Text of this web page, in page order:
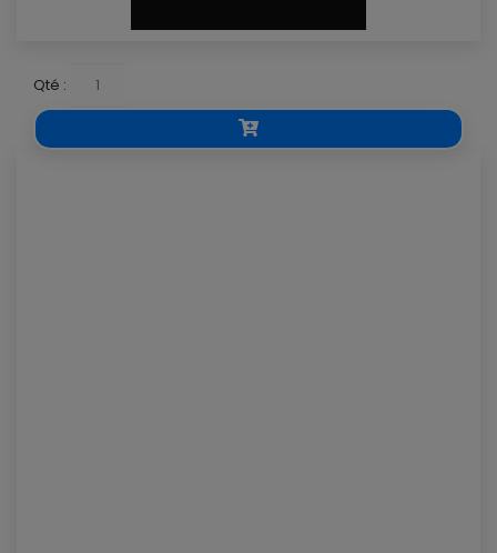
Qté :